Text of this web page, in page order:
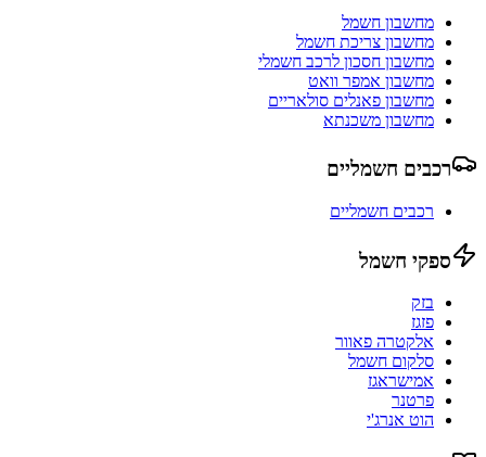
מחשבון חשמל
מחשבון צריכת חשמל
מחשבון חסכון לרכב חשמלי
מחשבון אמפר וואט
מחשבון פאנלים סולאריים
מחשבון משכנתא
רכבים חשמליים
רכבים חשמליים
ספקי חשמל
בזק
פזגז
אלקטרה פאוור
סלקום חשמל
אמישראגז
פרטנר
הוט אנרג'י